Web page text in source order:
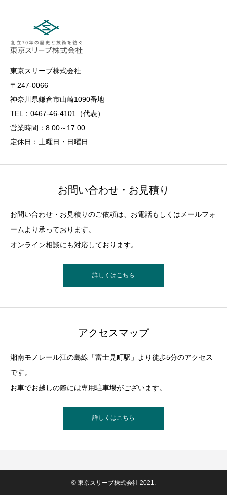
東京スリーブ株式会社
〒247-0066
神奈川県鎌倉市山崎1090番地
TEL：0467-46-4101（代表）
営業時間：8:00～17:00
定休日：土曜日・日曜日
お問い合わせ・お見積り
お問い合わせ・お見積りのご依頼は、お電話もしくはメールフォ
ームより承っております。
オンライン相談にも対応しております。
詳しくはこちら
アクセスマップ
湘南モノレール江の島線「富士見町駅」より徒歩5分のアクセス
です。
お車でお越しの際には専用駐車場がございます。
詳しくはこちら
© 東京スリーブ株式会社 2021.